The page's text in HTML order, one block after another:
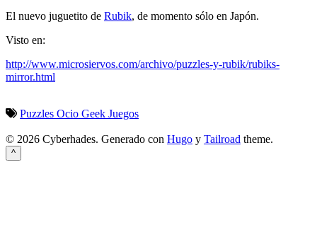
El nuevo juguetito de Rubik, de momento sólo en Japón.
Visto en:
http://www.microsiervos.com/archivo/puzzles-y-rubik/rubiks-
mirror.html
Puzzles Ocio Geek Juegos
© 2026 Cyberhades. Generado con Hugo y Tailroad theme.
^